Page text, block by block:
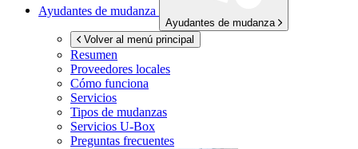
Ayudantes de mudanza
Ayudantes de mudanza
Volver al menú principal
Resumen
Proveedores locales
Cómo funciona
Servicios
Tipos de mudanzas
Servicios U-Box
Preguntas frecuentes